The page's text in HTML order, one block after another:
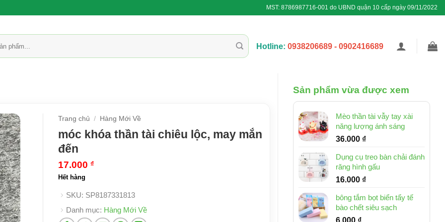
MST: 8786987716-001 do UBND quận 10 cấp ngày 09/11/2022
Hotline: 0938206689 - 0902416689
Sản phẩm vừa được xem
Mèo thần tài vẫy tay xài
năng lượng ánh sáng
36.000 ₫
Dụng cụ treo bàn chải đánh
răng hình gấu
16.000 ₫
bông tắm bọt biển tẩy tế
bào chết siêu sạch
6.000 ₫
Trang chủ / Hàng Mới Về
móc khóa thần tài chiêu lộc, may mắn
đến
17.000 ₫
Hết hàng
SKU: SP8187331813
Danh mục: Hàng Mới Về